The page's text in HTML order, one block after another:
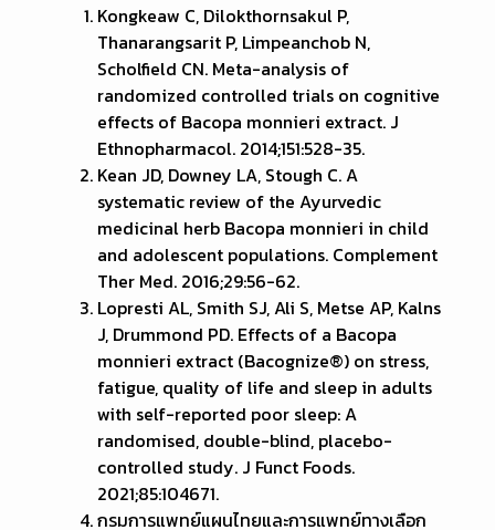
Kongkeaw C, Dilokthornsakul P,
Thanarangsarit P, Limpeanchob N,
Scholfield CN. Meta-analysis of
randomized controlled trials on cognitive
effects of Bacopa monnieri extract. J
Ethnopharmacol. 2014;151:528-35.
Kean JD, Downey LA, Stough C. A
systematic review of the Ayurvedic
medicinal herb Bacopa monnieri in child
and adolescent populations. Complement
Ther Med. 2016;29:56-62.
Lopresti AL, Smith SJ, Ali S, Metse AP, Kalns
J, Drummond PD. Effects of a Bacopa
monnieri extract (Bacognize®) on stress,
fatigue, quality of life and sleep in adults
with self-reported poor sleep: A
randomised, double-blind, placebo-
controlled study. J Funct Foods.
2021;85:104671.
กรมการแพทย์แผนไทยและการแพทย์ทางเลือก